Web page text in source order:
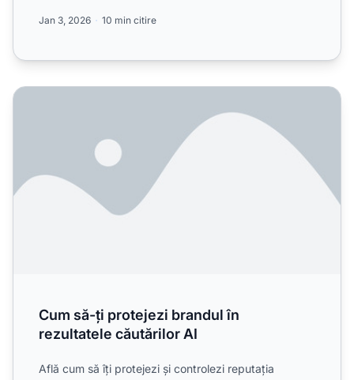
Jan 3, 2026 10 min citire
Cum să-ți protejezi brandul în rezultatele căutărilor AI
Cum să-ți protejezi brandul în
rezultatele căutărilor AI
Află cum să îți protejezi și controlezi reputația